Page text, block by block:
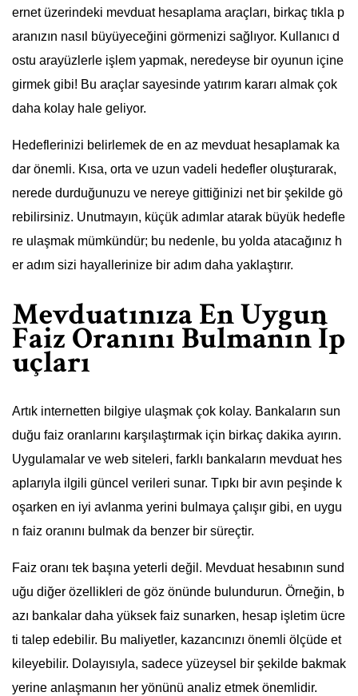
ernet üzerindeki mevduat hesaplama araçları, birkaç tıkla p
aranızın nasıl büyüyeceğini görmenizi sağlıyor. Kullanıcı d
ostu arayüzlerle işlem yapmak, neredeyse bir oyunun içine
girmek gibi! Bu araçlar sayesinde yatırım kararı almak çok
daha kolay hale geliyor.
Hedeflerinizi belirlemek de en az mevduat hesaplamak ka
dar önemli. Kısa, orta ve uzun vadeli hedefler oluşturarak,
nerede durduğunuzu ve nereye gittiğinizi net bir şekilde gö
rebilirsiniz. Unutmayın, küçük adımlar atarak büyük hedefle
re ulaşmak mümkündür; bu nedenle, bu yolda atacağınız h
er adım sizi hayallerinize bir adım daha yaklaştırır.
Mevduatınıza En Uygun
Faiz Oranını Bulmanın İp
uçları
Artık internetten bilgiye ulaşmak çok kolay. Bankaların sun
duğu faiz oranlarını karşılaştırmak için birkaç dakika ayırın.
Uygulamalar ve web siteleri, farklı bankaların mevduat hes
aplarıyla ilgili güncel verileri sunar. Tıpkı bir avın peşinde k
oşarken en iyi avlanma yerini bulmaya çalışır gibi, en uygu
n faiz oranını bulmak da benzer bir süreçtir.
Faiz oranı tek başına yeterli değil. Mevduat hesabının sund
uğu diğer özellikleri de göz önünde bulundurun. Örneğin, b
azı bankalar daha yüksek faiz sunarken, hesap işletim ücre
ti talep edebilir. Bu maliyetler, kazancınızı önemli ölçüde et
kileyebilir. Dolayısıyla, sadece yüzeysel bir şekilde bakmak
yerine anlaşmanın her yönünü analiz etmek önemlidir.